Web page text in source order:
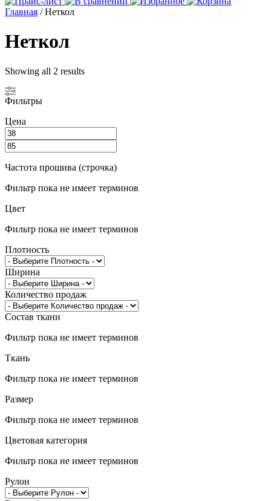
Главная / Неткол
Неткол
Showing all 2 results
Фильтры
Цена
Частота прошива (строчка)
Фильтр пока не имеет терминов
Цвет
Фильтр пока не имеет терминов
Плотность
Ширина
Количество продаж
Состав ткани
Фильтр пока не имеет терминов
Ткань
Фильтр пока не имеет терминов
Размер
Фильтр пока не имеет терминов
Цветовая категория
Фильтр пока не имеет терминов
Рулон